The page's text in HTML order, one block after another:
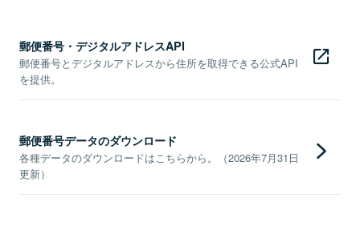
郵便番号・デジタルアドレスAPI
郵便番号とデジタルアドレスから住所を取得できる公式API
を提供。
郵便番号データのダウンロード
各種データのダウンロードはこちらから。（2026年7月31日
更新）